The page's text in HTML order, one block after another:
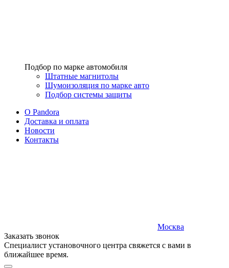
Подбор по марке автомобиля
Штатные магнитолы
Шумоизоляция по марке авто
Подбор системы защиты
O Pandora
Доставка и оплата
Новости
Контакты
Москва
Заказать звонок
Специалист установочного центра свяжется с вами в
ближайшее время.